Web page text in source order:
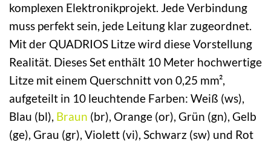
komplexen Elektronikprojekt. Jede Verbindung
muss perfekt sein, jede Leitung klar zugeordnet.
Mit der QUADRIOS Litze wird diese Vorstellung
Realität. Dieses Set enthält 10 Meter hochwertige
Litze mit einem Querschnitt von 0,25 mm²,
aufgeteilt in 10 leuchtende Farben: Weiß (ws),
Blau (bl), Braun (br), Orange (or), Grün (gn), Gelb
(ge), Grau (gr), Violett (vi), Schwarz (sw) und Rot